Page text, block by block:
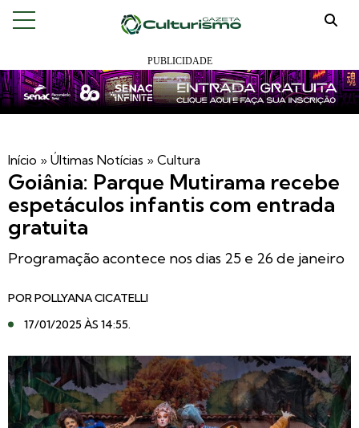
Início » Últimas Notícias » Cultura
Goiânia: Parque Mutirama recebe
espetáculos infantis com entrada
gratuita
Programação acontece nos dias 25 e 26 de janeiro
PORPOLLYANA CICATELLI
17/01/2025 ÀS 14:55.